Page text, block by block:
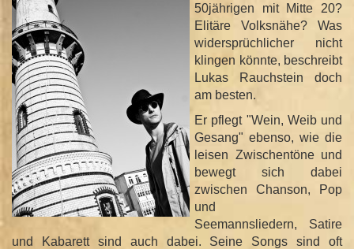
t
e
n
50jährigen mit Mitte 20?
Elitäre Volksnähe? Was
widersprüchlicher nicht
klingen könnte, beschreibt
Lukas Rauchstein doch
am besten.
Er pflegt "Wein, Weib und
Gesang" ebenso, wie die
leisen Zwischentöne und
bewegt sich dabei
zwischen Chanson, Pop
und
Seemannsliedern, Satire
und Kabarett sind auch dabei. Seine Songs sind oft